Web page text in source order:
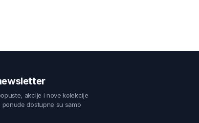
akcije i nove kolekcije
dostupne su samo